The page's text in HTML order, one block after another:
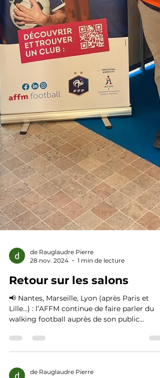
de Rauglaudre Pierre
28 nov. 2024
1 min de lecture
Retour sur les salons
📢 Nantes, Marseille, Lyon (après Paris et
Lille...) : l’AFFM continue de faire parler du